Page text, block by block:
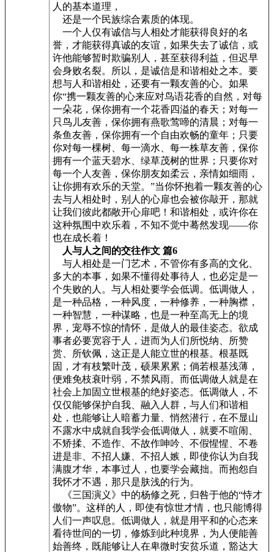
人的基本道理，
还是一个民族综合素质的体现。
一个人仅有诚信与人相处才能获得良好的名
誉，才能获得真诚的友谊，如果失去了诚信，或
许他能够暂时欺骗别人，甚至获得利益，但迟早
会身败名裂。所以，是诚信是和谐相处之本。要
想与人和谐相处，还要有一颗友善的心。如果
你“携一颗友善的心来应对鸟语花香的自然，对每
一朵花，保你拥有一个花香四溢的春天；对每一
只鸟儿友善，保你拥有燕歌莺啼的清晨；对每一
条鱼友善，保你拥有一个自由欢畅的童年；只要
你对每一棵树、每一滴水、每一株草友善，保你
拥有一个蓝天碧水、绿草茂树的世界；只要你对
每一个人友善，保你朋友如柔云，亲情如细雨，
让你拥有欢乐的天堂。”当你怀抱着一颗友善的心
去与人相处时，别人的心扉也会被你敲开，那就
让我们彼此都敞开心扉吧！和谐相处，或许你在
这种氛围中欢乐着，不知不觉中蓦然发现——你
也在成长着！
人与人之间的交往作文 篇6
与人相处是一门艺术，不管你有多高的文化、
多大的本事，如果不懂得处事待人，也必定是一
个失败的人。与人相处要学会低调。低调做人，
是一种品格，一种风度，一种修养，一种胸襟，
一种智慧，一种谋略，也是一种至高无上的境
界，宠辱不惊的情怀，是做人的最佳姿态。欲成
事者必要宽容于人，进而为人们所悦纳、所赞
赏、所钦佩，这正是人能立世的根基。根基既
固，才有枝繁叶茂，硕果累累；倘若根基浅薄，
便难免枝衰叶弱，不禁风雨。而低调做人就是在
社会上加固立世根基的绝好姿态。低调做人，不
仅仅能够保护自我、融入人群，与人们和谐相
处，也能够让人暗蓄力量、悄然潜行，在不显山
不露水中成就自我学会低调做人，就要不喧闹、
不矫揉、不造作、不故作呻吟、不假惺惺、不卷
进是非、不招人嫌、不招人嫉，即使你认为自我
满腹才华，本事过人，也要学会藏拙。而抱怨自
我怀才不遇，那只是肤浅的行为。
《三国演义》中的杨修之死，归咎于他的“恃才
傲物”。这样的人，即使有惊世才情，也只能博得
人们一声叹息。低调做人，就是用平和的心态来
看待世间的一切，修炼到此种境界，为人便能善
始善终，既能够让人在卑微时安贫乐道，豁达大